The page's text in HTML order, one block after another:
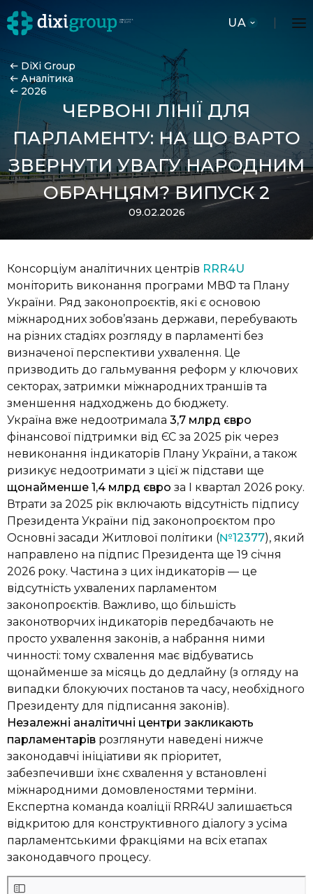
UA
DiXi Group
Аналітика
2026
ЧЕРВОНІ ЛІНІЇ ДЛЯ
ПАРЛАМЕНТУ: НА ЩО ВАРТО
ЗВЕРНУТИ УВАГУ НАРОДНИМ
ОБРАНЦЯМ? ВИПУСК 2
09.02.2026
Консорціум аналітичних центрів RRR4U
моніторить виконання програми МВФ та Плану
України. Ряд законопроєктів, які є основою
міжнародних зобов’язань держави, перебувають
на різних стадіях розгляду в парламенті без
визначеної перспективи ухвалення. Це
призводить до гальмування реформ у ключових
секторах, затримки міжнародних траншів та
зменшення надходжень до бюджету.
Україна вже недоотримала 3,7 млрд євро
фінансової підтримки від ЄС за 2025 рік через
невиконання індикаторів Плану України, а також
ризикує недоотримати з цієї ж підстави ще
щонайменше 1,4 млрд євро за І квартал 2026 року.
Втрати за 2025 рік включають відсутність підпису
Президента України під законопроєктом про
Основні засади Житлової політики (№12377), який
направлено на підпис Президента ще 19 січня
2026 року. Частина з цих індикаторів — це
відсутність ухвалених парламентом
законопроєктів. Важливо, що більшість
законотворчих індикаторів передбачають не
просто ухвалення законів, а набрання ними
чинності: тому схвалення має відбуватись
щонайменше за місяць до дедлайну (з огляду на
випадки блокуючих постанов та часу, необхідного
Президенту для підписання законів).
Незалежні аналітичні центри закликають
парламентарів розглянути наведені нижче
законодавчі ініціативи як пріоритет,
забезпечивши їхнє схвалення у встановлені
міжнародними домовленостями терміни.
Експертна команда коаліції RRR4U залишається
відкритою для конструктивного діалогу з усіма
парламентськими фракціями на всіх етапах
законодавчого процесу.